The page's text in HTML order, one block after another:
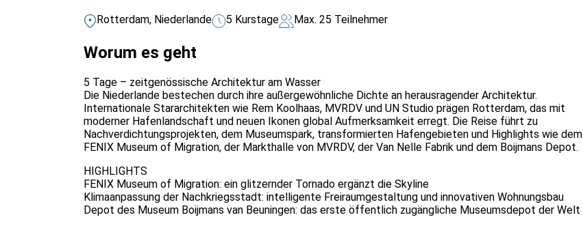
Rotterdam, Niederlande 5 Kurstage Max. 25 Teilnehmer
Worum es geht
5 Tage – zeitgenössische Architektur am Wasser
Die Niederlande bestechen durch ihre außergewöhnliche Dichte an herausragender Architektur.
Internationale Stararchitekten wie Rem Koolhaas, MVRDV und UN Studio prägen Rotterdam, das mit
moderner Hafenlandschaft und neuen Ikonen global Aufmerksamkeit erregt. Die Reise führt zu
Nachverdichtungsprojekten, dem Museumspark, transformierten Hafengebieten und Highlights wie dem
FENIX Museum of Migration, der Markthalle von MVRDV, der Van Nelle Fabrik und dem Boijmans Depot.
HIGHLIGHTS
FENIX Museum of Migration: ein glitzernder Tornado ergänzt die Skyline
Klimaanpassung der Nachkriegsstadt: intelligente Freiraumgestaltung und innovativen Wohnungsbau
Depot des Museum Boijmans van Beuningen: das erste öffentlich zugängliche Museumsdepot der Welt